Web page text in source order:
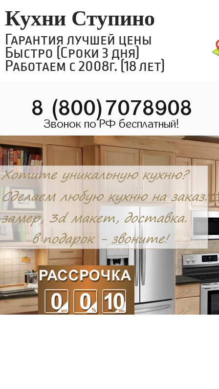
Кухни Ступино
Гарантия лучшей цены
Быстро (Сроки 3 дня)
Работаем с 2008г. (18 лет)
8 (800)7078908
Звонок по РФ бесплатный!